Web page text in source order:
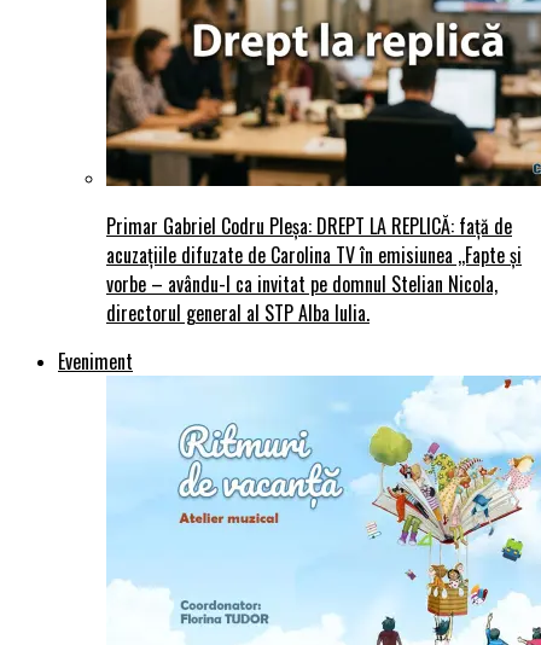
Primar Gabriel Codru Pleșa: DREPT LA REPLICĂ: față de
acuzațiile difuzate de Carolina TV în emisiunea ,,Fapte și
vorbe – avându-l ca invitat pe domnul Stelian Nicola,
directorul general al STP Alba Iulia.
Eveniment